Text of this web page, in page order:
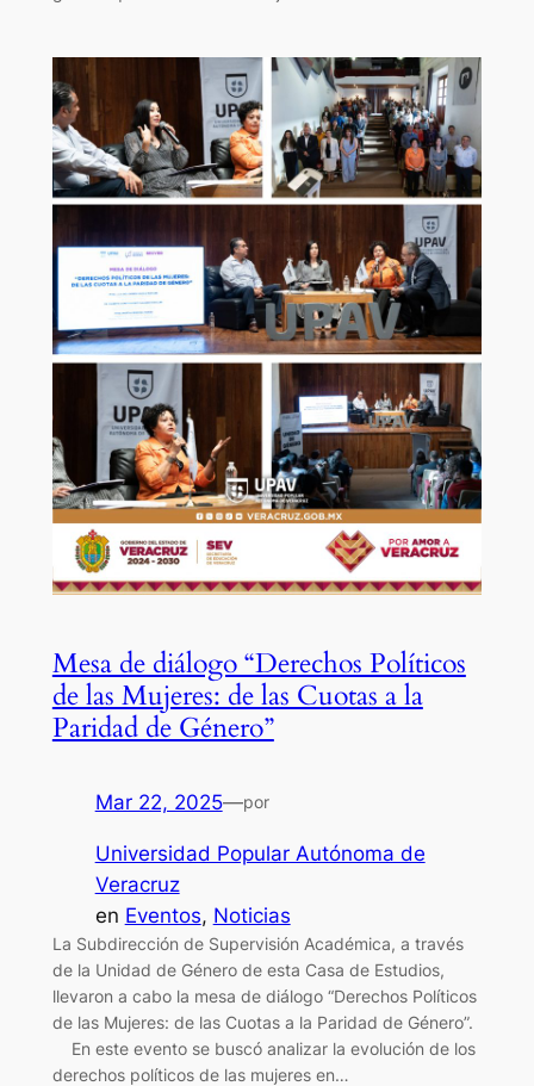
Mesa de diálogo “Derechos Políticos
de las Mujeres: de las Cuotas a la
Paridad de Género”
Mar 22, 2025—por
Universidad Popular Autónoma de
Veracruz
en Eventos, Noticias
La Subdirección de Supervisión Académica, a través
de la Unidad de Género de esta Casa de Estudios,
llevaron a cabo la mesa de diálogo “Derechos Políticos
de las Mujeres: de las Cuotas a la Paridad de Género”.
En este evento se buscó analizar la evolución de los
derechos políticos de las mujeres en…